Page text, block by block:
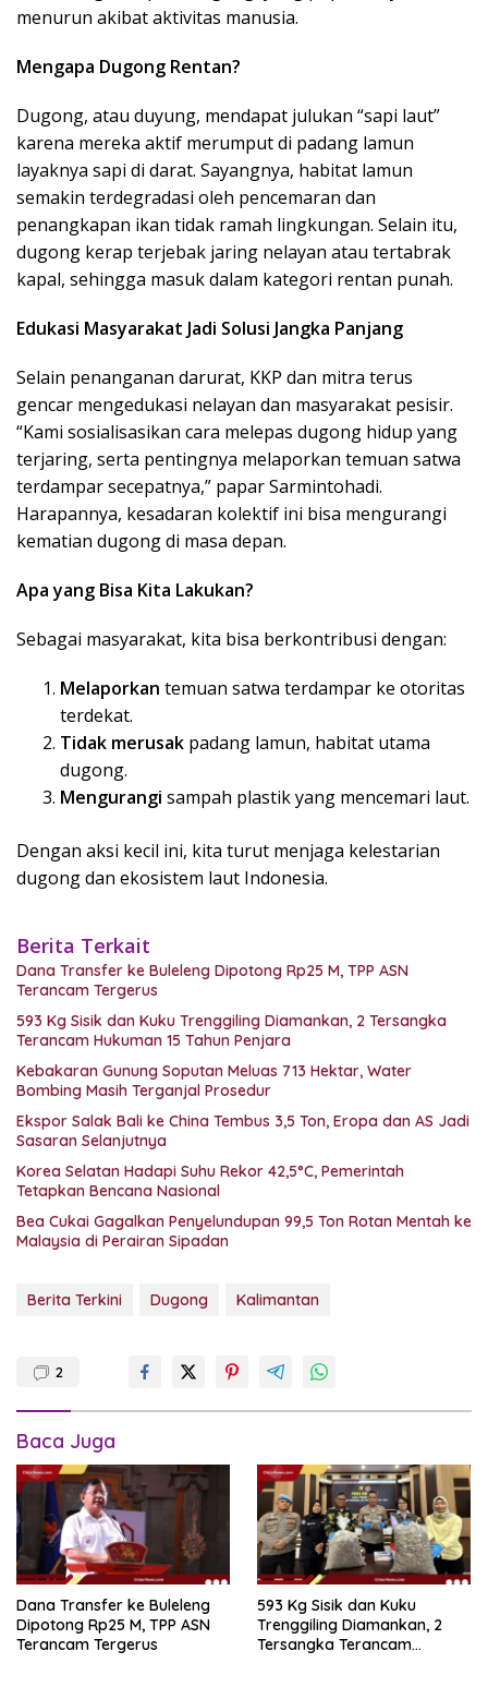
menurun akibat aktivitas manusia.
Mengapa Dugong Rentan?
Dugong, atau duyung, mendapat julukan “sapi laut”
karena mereka aktif merumput di padang lamun
layaknya sapi di darat. Sayangnya, habitat lamun
semakin terdegradasi oleh pencemaran dan
penangkapan ikan tidak ramah lingkungan. Selain itu,
dugong kerap terjebak jaring nelayan atau tertabrak
kapal, sehingga masuk dalam kategori rentan punah.
Edukasi Masyarakat Jadi Solusi Jangka Panjang
Selain penanganan darurat, KKP dan mitra terus
gencar mengedukasi nelayan dan masyarakat pesisir.
“Kami sosialisasikan cara melepas dugong hidup yang
terjaring, serta pentingnya melaporkan temuan satwa
terdampar secepatnya,” papar Sarmintohadi.
Harapannya, kesadaran kolektif ini bisa mengurangi
kematian dugong di masa depan.
Apa yang Bisa Kita Lakukan?
Sebagai masyarakat, kita bisa berkontribusi dengan:
Melaporkan temuan satwa terdampar ke otoritas
terdekat.
Tidak merusak padang lamun, habitat utama
dugong.
Mengurangi sampah plastik yang mencemari laut.
Dengan aksi kecil ini, kita turut menjaga kelestarian
dugong dan ekosistem laut Indonesia.
Berita Terkait
Dana Transfer ke Buleleng Dipotong Rp25 M, TPP ASN
Terancam Tergerus
593 Kg Sisik dan Kuku Trenggiling Diamankan, 2 Tersangka
Terancam Hukuman 15 Tahun Penjara
Kebakaran Gunung Soputan Meluas 713 Hektar, Water
Bombing Masih Terganjal Prosedur
Ekspor Salak Bali ke China Tembus 3,5 Ton, Eropa dan AS Jadi
Sasaran Selanjutnya
Korea Selatan Hadapi Suhu Rekor 42,5°C, Pemerintah
Tetapkan Bencana Nasional
Bea Cukai Gagalkan Penyelundupan 99,5 Ton Rotan Mentah ke
Malaysia di Perairan Sipadan
Berita Terkini Dugong Kalimantan
2
Baca Juga
Dana Transfer ke Buleleng
Dipotong Rp25 M, TPP ASN
Terancam Tergerus
593 Kg Sisik dan Kuku
Trenggiling Diamankan, 2
Tersangka Terancam